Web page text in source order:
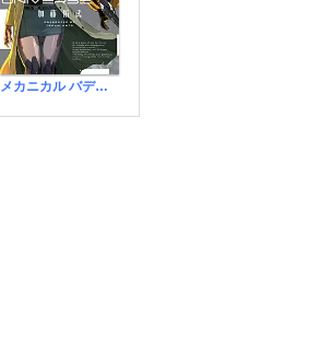
メカニカル バディ ユニバース